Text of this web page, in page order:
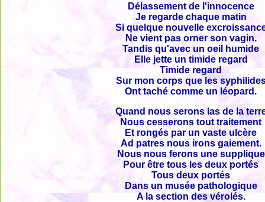
Délassement de l'innocence
Je regarde chaque matin
Si quelque nouvelle
Ne vient pas orner son vagin.
Tandis qu'avec un oeil humide
Elle jette un timide regard
Timide regard
Sur mon corps que les
Ont taché comme un léopard.
Quand nous serons las de la
Nous cesserons tout traitement
Et rongés par un vaste ulcère
Ad patres nous irons gaiement.
Nous nous ferons une supplique
Pour être tous les deux portés
Tous deux portés
Dans un musée pathologique
A la section des vérolés.